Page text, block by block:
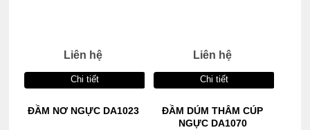
Liên hệ
Chi tiết
Liên hệ
Chi tiết
ĐẦM NƠ NGỰC DA1023
ĐẦM DÚM THÂM CÚP
NGỰC DA1070